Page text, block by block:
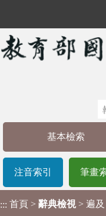
基本檢索
注音索引 筆畫
::: 首頁 > 辭典檢視 > 遍及